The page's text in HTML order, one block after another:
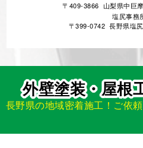
〒409-3866 山梨県中巨
塩尻事務
〒399-0742 長野県塩
外壁塗装・屋根
長野県の地域密着施工！ご依